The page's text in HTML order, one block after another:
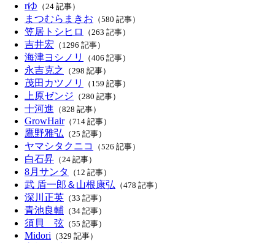
rゆ （24 記事）
まつむらまきお （580 記事）
笠居トシヒロ （263 記事）
吉井宏 （1296 記事）
海津ヨシノリ （406 記事）
永吉克之 （298 記事）
茂田カツノリ （159 記事）
上原ゼンジ （280 記事）
十河進 （828 記事）
GrowHair（714 記事）
鷹野雅弘 （25 記事）
ヤマシタクニコ （526 記事）
白石昇 （24 記事）
8月サンタ （12 記事）
武 盾一郎＆山根康弘 （478 記事）
深川正英 （33 記事）
青池良輔 （34 記事）
須貝 弦 （55 記事）
Midori （329 記事）